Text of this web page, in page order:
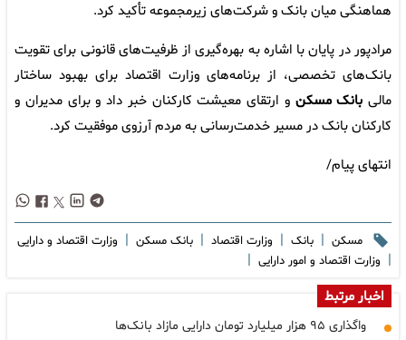
هماهنگی میان بانک و شرکت‌های زیرمجموعه تأکید کرد.
مرادپور در پایان با اشاره به بهره‌گیری از ظرفیت‌های قانونی برای تقویت
بانک‌های تخصصی، از برنامه‌های وزارت اقتصاد برای بهبود ساختار
مالی بانک مسکن و ارتقای معیشت کارکنان خبر داد و برای مدیران و
کارکنان بانک در مسیر خدمت‌رسانی به مردم آرزوی موفقیت کرد.
انتهای پیام/
مسکن | بانک | وزارت اقتصاد | بانک مسکن | وزارت اقتصاد و دارایی
| وزارت اقتصاد و امور دارایی |
اخبار مرتبط
واگذاری ۹۵ هزار میلیارد تومان دارایی مازاد بانک‌ها